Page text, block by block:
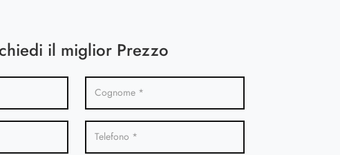
il miglior Prezzo